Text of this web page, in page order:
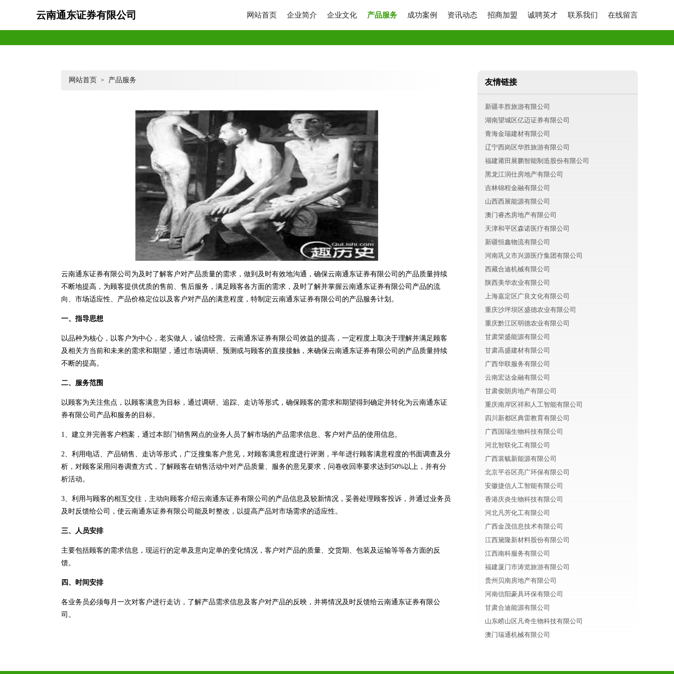
云南通东证券有限公司 网站首页 企业简介 企业文化 产品服务 成功案例 资讯动态 招商加盟 诚聘英才 联系我们 在线留言
网站首页 > 产品服务
云南通东证券有限公司为及时了解客户对产品质量的需求，做到及时有效地沟通，确保云南通东证券有限公司的产品质量持续
不断地提高，为顾客提供优质的售前、售后服务，满足顾客各方面的需求，及时了解并掌握云南通东证券有限公司产品的流
向、市场适应性、产品价格定位以及客户对产品的满意程度，特制定云南通东证券有限公司的产品服务计划。
一、指导思想
以品种为核心，以客户为中心，老实做人，诚信经营。云南通东证券有限公司效益的提高，一定程度上取决于理解并满足顾客
及相关方当前和未来的需求和期望，通过市场调研、预测或与顾客的直接接触，来确保云南通东证券有限公司的产品质量持续
不断的提高。
二、服务范围
以顾客为关注焦点，以顾客满意为目标，通过调研、追踪、走访等形式，确保顾客的需求和期望得到确定并转化为云南通东证
券有限公司产品和服务的目标。
1、建立并完善客户档案，通过本部门销售网点的业务人员了解市场的产品需求信息、客户对产品的使用信息。
2、利用电话、产品销售、走访等形式，广泛搜集客户意见，对顾客满意程度进行评测，半年进行顾客满意程度的书面调查及分
析，对顾客采用问卷调查方式，了解顾客在销售活动中对产品质量、服务的意见要求，问卷收回率要求达到50%以上，并有分
析活动。
3、利用与顾客的相互交往，主动向顾客介绍云南通东证券有限公司的产品信息及较新情况，妥善处理顾客投诉，并通过业务员
及时反馈给公司，使云南通东证券有限公司能及时整改，以提高产品对市场需求的适应性。
三、人员安排
主要包括顾客的需求信息，现运行的定单及意向定单的变化情况，客户对产品的质量、交货期、包装及运输等等各方面的反
馈。
四、时间安排
各业务员必须每月一次对客户进行走访，了解产品需求信息及客户对产品的反映，并将情况及时反馈给云南通东证券有限公
司。
友情链接
新疆丰胜旅游有限公司
湖南望城区亿迈证券有限公司
青海金瑞建材有限公司
辽宁西岗区华胜旅游有限公司
福建莆田展鹏智能制造股份有限公司
黑龙江润仕房地产有限公司
吉林锦程金融有限公司
山西西展能源有限公司
澳门睿杰房地产有限公司
天津和平区森诺医疗有限公司
新疆恒鑫物流有限公司
河南巩义市兴源医疗集团有限公司
西藏合迪机械有限公司
陕西美华农业有限公司
上海嘉定区广良文化有限公司
重庆沙坪坝区盛德农业有限公司
重庆黔江区明德农业有限公司
甘肃荣盛能源有限公司
甘肃高盛建材有限公司
广西华联服务有限公司
云南宏达金融有限公司
甘肃俊朗房地产有限公司
重庆南岸区祥和人工智能有限公司
四川新都区典雷教育有限公司
广西国瑞生物科技有限公司
河北智联化工有限公司
广西裳毓新能源有限公司
北京平谷区亮广环保有限公司
安徽捷信人工智能有限公司
香港庆炎生物科技有限公司
河北凡芳化工有限公司
广西金茂信息技术有限公司
江西黛隆新材料股份有限公司
江西南科服务有限公司
福建厦门市涛览旅游有限公司
贵州贝南房地产有限公司
河南信阳豪具环保有限公司
甘肃合迪能源有限公司
山东崂山区凡奇生物科技有限公司
澳门瑞通机械有限公司